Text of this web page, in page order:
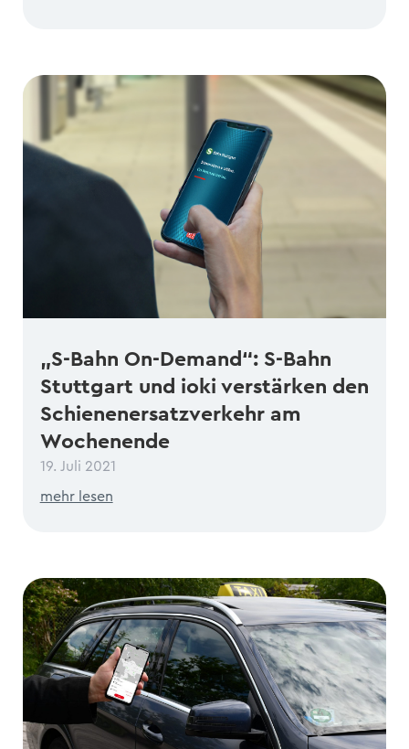
„S-Bahn On-Demand“: S-Bahn
Stuttgart und ioki verstärken den
Schienenersatzverkehr am
Wochenende
19. Juli 2021
mehr lesen